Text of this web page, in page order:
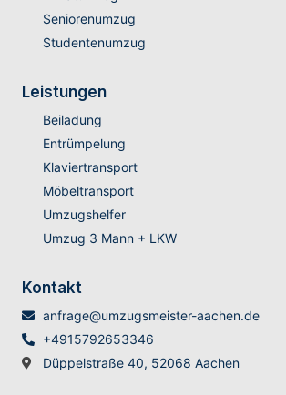
Seniorenumzug
Studentenumzug
Leistungen
Beiladung
Entrümpelung
Klaviertransport
Möbeltransport
Umzugshelfer
Umzug 3 Mann + LKW
Kontakt
anfrage@umzugsmeister-aachen.de
+4915792653346
Düppelstraße 40, 52068 Aachen